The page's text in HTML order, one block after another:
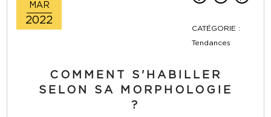
MAR
2022
CATÉGORIE :
Tendances
COMMENT S'HABILLER
SELON SA MORPHOLOGIE
?